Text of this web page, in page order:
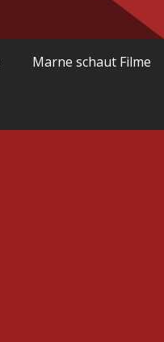
Marne schaut Filme